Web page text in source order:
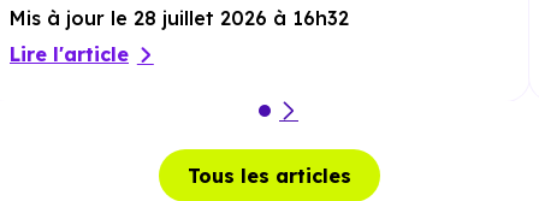
Mis à jour le 28 juillet 2026 à 16h32
Lire l'article
Tous les articles